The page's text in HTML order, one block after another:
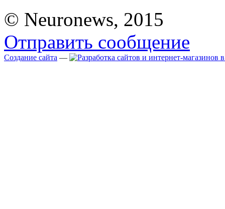
© Neuronews, 2015
Отправить сообщение
Создание сайта —